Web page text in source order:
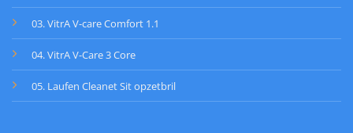
03. VitrA V-care Comfort 1.1
04. VitrA V-Care 3 Core
05. Laufen Cleanet Sit opzetbril